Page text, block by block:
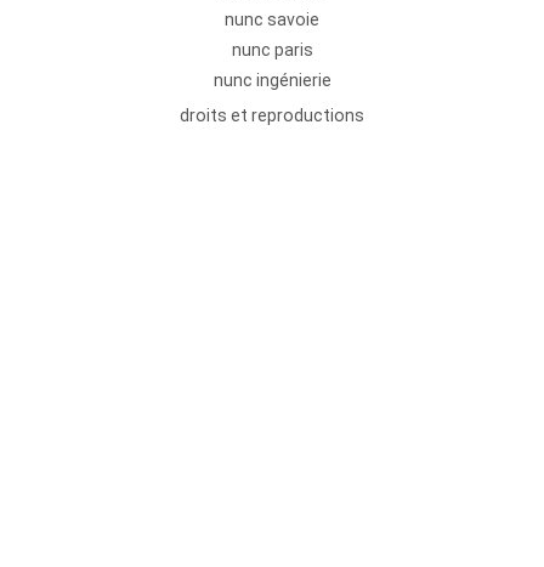
nunc savoie
nunc paris
nunc ingénierie
droits et reproductions